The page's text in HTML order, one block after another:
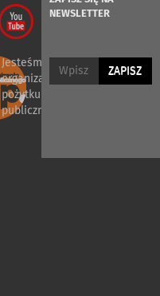
Jesteśmy
organizacją
pożytku
publicznego
NEWSLETTER
ZAPISZ